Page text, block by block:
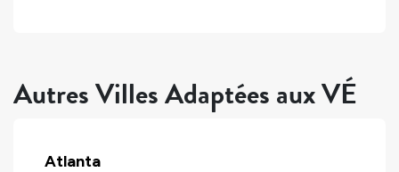
Autres Villes Adaptées aux VÉ
Atlanta